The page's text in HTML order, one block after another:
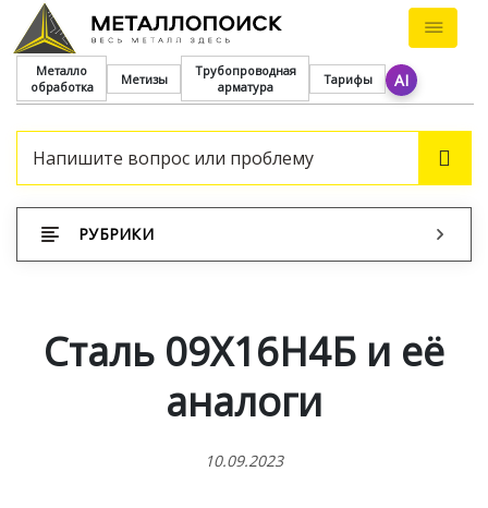
Металло
обработка
Метизы
Трубопроводная
арматура
Тарифы AI
РУБРИКИ
Сталь 09Х16Н4Б и её
аналоги
10.09.2023